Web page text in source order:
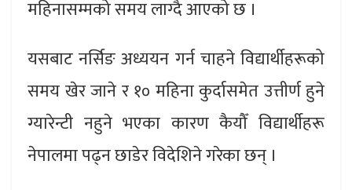
महिनासम्मको समय लाग्दै आएको छ ।
यसबाट नर्सिङ अध्ययन गर्न चाहने विद्यार्थीहरूको
समय खेर जाने र १० महिना कुर्दासमेत उत्तीर्ण हुने
ग्यारेन्टी नहुने भएका कारण कैयौँ विद्यार्थीहरू
नेपालमा पढ्न छाडेर विदेशिने गरेका छन् ।